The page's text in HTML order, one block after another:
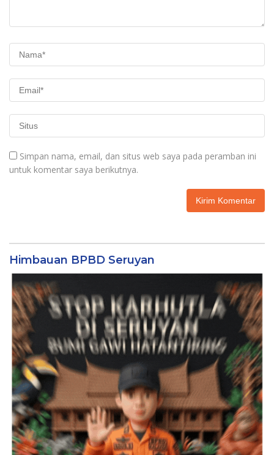
Simpan nama, email, dan situs web saya pada peramban ini
untuk komentar saya berikutnya.
Himbauan BPBD Seruyan